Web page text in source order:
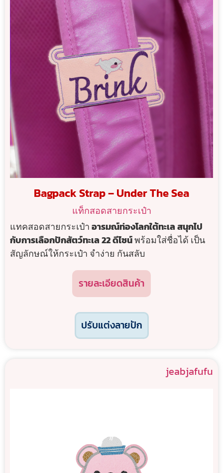
Bagpack Strap – Under The Sea
แท็กสอดสายกระเป๋า
แทคสอดสายกระเป๋าอารมณ์ท่องโลกใต้ทะเล สนุกไป
กับการเลือกปักสัตว์ทะเล 22 ดีไซน์พร้อมใส่ชื่อได้ เป็น
สัญลักษณ์ให้กระเป๋า จำง่าย กันสลับ
รายละเอียดสินค้า
ปรับแต่งลายปัก
jeabjafufu